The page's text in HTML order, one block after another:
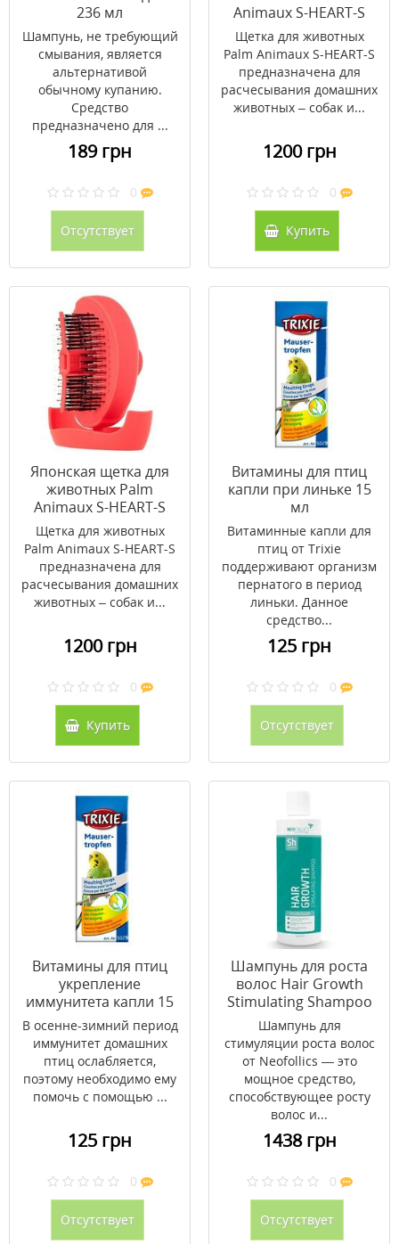
236 мл
Шампунь, не требующий
смывания, является
альтернативой
обычному купанию.
Средство
предназначено для ...
189 грн
0
Отсутствует
Animaux S-HEART-S
(зеленая)
Щетка для животных
Palm Animaux S-HEART-S
предназначена для
расчесывания домашних
животных – собак и...
1200 грн
0
Купить
Японская щетка для
животных Palm
Animaux S-HEART-S
(розовая)
Щетка для животных
Palm Animaux S-HEART-S
предназначена для
расчесывания домашних
животных – собак и...
1200 грн
0
Купить
Витамины для птиц
капли при линьке 15
мл
Витаминные капли для
птиц от Trixie
поддерживают организм
пернатого в период
линьки. Данное
средство...
125 грн
0
Отсутствует
Витамины для птиц
укрепление
иммунитета капли 15
мл
В осенне-зимний период
иммунитет домашних
птиц ослабляется,
поэтому необходимо ему
помочь с помощью ...
125 грн
0
Отсутствует
Шампунь для роста
волос Hair Growth
Stimulating Shampoo
Neofollics 250 мл
Шампунь для
стимуляции роста волос
от Neofollics — это
мощное средство,
способствующее росту
волос и...
1438 грн
0
Отсутствует